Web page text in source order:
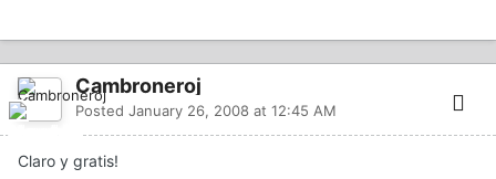
Cambroneroj
Posted January 26, 2008 at 12:45 AM
Claro y gratis!